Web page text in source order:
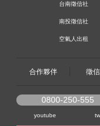
台南徵信社
南投徵信社
空氣人出租
合作夥伴 徵
0800-250-555
youtube